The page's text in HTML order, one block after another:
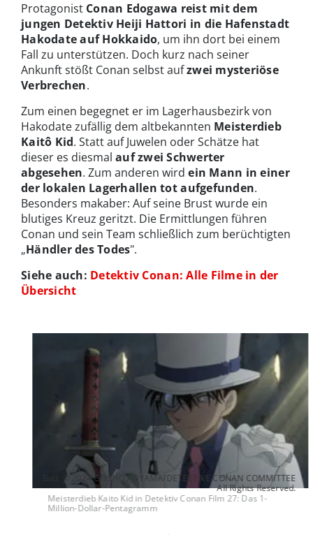
Protagonist Conan Edogawa reist mit dem
jungen Detektiv Heiji Hattori in die Hafenstadt
Hakodate auf Hokkaido, um ihn dort bei einem
Fall zu unterstützen. Doch kurz nach seiner
Ankunft stößt Conan selbst aufzwei mysteriöse
Verbrechen.
Zum einen begegnet er im Lagerhausbezirk von
Hakodate zufällig dem altbekannten Meisterdieb
Kaitô Kid. Statt auf Juwelen oder Schätze hat
dieser es diesmal auf zwei Schwerter
abgesehen. Zum anderen wirdein Mann in einer
der lokalen Lagerhallen tot aufgefunden.
Besonders makaber: Auf seine Brust wurde ein
blutiges Kreuz geritzt. Die Ermittlungen führen
Conan und sein Team schließlich zum berüchtigten
„Händler des Todes".
Siehe auch: Detektiv Conan: Alle Filme in der
Übersicht
Meisterdieb Kaito Kid in Detektiv Conan Film 27: Das 1-
Million-Dollar-Pentagramm
Bild: © 2024 GOSHO AOYAMA/DETECTIVE CONAN COMMITTEE
All Rights Reserved.